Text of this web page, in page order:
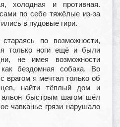
холодная и противная.
по себе тяжёлые из-за
в пудовые гири.
по возможности,
только ноги ещё и были
не имея возможности
бездомная собака. Во
врагом я мечтал только об
найти тёплый дом и
быстрым шагом шёл
чавканье грязи нарушало